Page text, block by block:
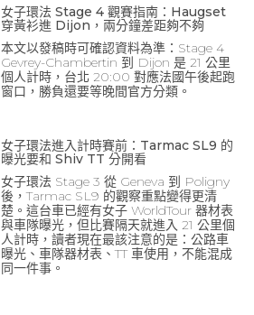
女子環法 Stage 4 觀賽指南：Haugset
穿黃衫進 Dijon，兩分鐘差距夠不夠
本文以發稿時可確認資料為準：Stage 4
Gevrey-Chambertin 到 Dijon 是 21 公里
個人計時，台北 20:00 對應法國午後起跑
窗口，勝負還要等晚間官方分類。
女子環法進入計時賽前：Tarmac SL9 的
曝光要和 Shiv TT 分開看
女子環法 Stage 3 從 Geneva 到 Poligny
後，Tarmac SL9 的觀察重點變得更清
楚。這台車已經有女子 WorldTour 器材表
與車隊曝光，但比賽隔天就進入 21 公里個
人計時，讀者現在最該注意的是：公路車
曝光、車隊器材表、TT 車使用，不能混成
同一件事。